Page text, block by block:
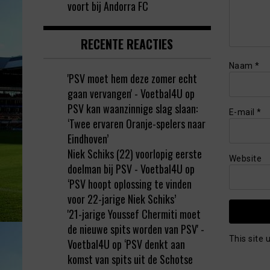
Naam *
E-mail *
Website
This site
voort bij Andorra FC
RECENTE REACTIES
'PSV moet hem deze zomer echt
gaan vervangen' - Voetbal4U op
PSV kan waanzinnige slag slaan:
‘Twee ervaren Oranje-spelers naar
Eindhoven’
Niek Schiks (22) voorlopig eerste
doelman bij PSV - Voetbal4U op
‘PSV hoopt oplossing te vinden
voor 22-jarige Niek Schiks’
'21-jarige Youssef Chermiti moet
de nieuwe spits worden van PSV' -
Voetbal4U op ‘PSV denkt aan
komst van spits uit de Schotse